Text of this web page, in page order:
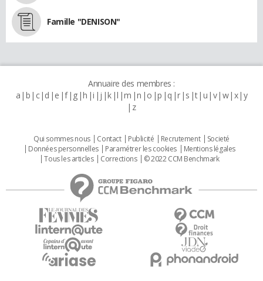
Famille "DENISON"
Annuaire des membres :
a b c d e f g h i j k l m n o p q r s t u v w x y
z
Qui sommes nous Contact Publicité Recrutement
Societé
Données personnelles
Paramétrer les cookies
Mentions légales
Tous les articles
Corrections © 2022 CCM Benchmark